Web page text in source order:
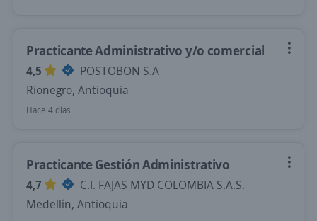
Practicante Administrativo y/o comercial
4,5
POSTOBON S.A
Rionegro, Antioquia
Hace 4 días
Practicante Gestión Administrativo
4,7
C.I. FAJAS MYD COLOMBIA S.A.S.
Medellín, Antioquia